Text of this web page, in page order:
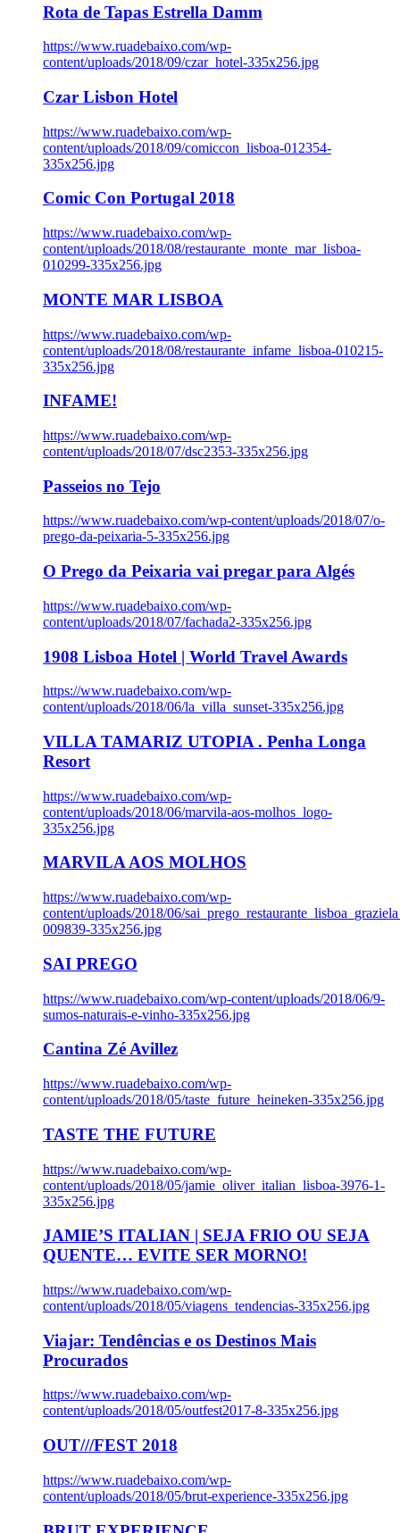
Rota de Tapas Estrella Damm
https://www.ruadebaixo.com/wp-
content/uploads/2018/09/czar_hotel-335x256.jpg
Czar Lisbon Hotel
https://www.ruadebaixo.com/wp-
content/uploads/2018/09/comiccon_lisboa-012354-
335x256.jpg
Comic Con Portugal 2018
https://www.ruadebaixo.com/wp-
content/uploads/2018/08/restaurante_monte_mar_lisboa-
010299-335x256.jpg
MONTE MAR LISBOA
https://www.ruadebaixo.com/wp-
content/uploads/2018/08/restaurante_infame_lisboa-010215-
335x256.jpg
INFAME!
https://www.ruadebaixo.com/wp-
content/uploads/2018/07/dsc2353-335x256.jpg
Passeios no Tejo
https://www.ruadebaixo.com/wp-content/uploads/2018/07/o-
prego-da-peixaria-5-335x256.jpg
O Prego da Peixaria vai pregar para Algés
https://www.ruadebaixo.com/wp-
content/uploads/2018/07/fachada2-335x256.jpg
1908 Lisboa Hotel | World Travel Awards
https://www.ruadebaixo.com/wp-
content/uploads/2018/06/la_villa_sunset-335x256.jpg
VILLA TAMARIZ UTOPIA . Penha Longa
Resort
https://www.ruadebaixo.com/wp-
content/uploads/2018/06/marvila-aos-molhos_logo-
335x256.jpg
MARVILA AOS MOLHOS
https://www.ruadebaixo.com/wp-
content/uploads/2018/06/
009839-335x256.jpg
SAI PREGO
https://www.ruadebaixo.com/wp-content/uploads/2018/06/9-
sumos-naturais-e-vinho-335x256.jpg
Cantina Zé Avillez
https://www.ruadebaixo.com/wp-
content/uploads/2018/05/taste_future_heineken-335x256.jpg
TASTE THE FUTURE
https://www.ruadebaixo.com/wp-
content/uploads/2018/05/jamie_oliver_italian_lisboa-3976-1-
335x256.jpg
JAMIE’S ITALIAN | SEJA FRIO OU SEJA
QUENTE… EVITE SER MORNO!
https://www.ruadebaixo.com/wp-
content/uploads/2018/05/viagens_tendencias-335x256.jpg
Viajar: Tendências e os Destinos Mais
Procurados
https://www.ruadebaixo.com/wp-
content/uploads/2018/05/outfest2017-8-335x256.jpg
OUT///FEST 2018
https://www.ruadebaixo.com/wp-
content/uploads/2018/05/brut-experience-335x256.jpg